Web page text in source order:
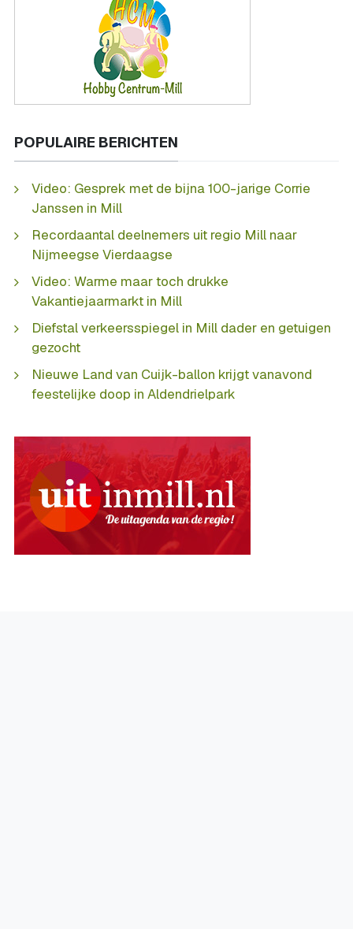
POPULAIRE BERICHTEN
Video: Gesprek met de bijna 100-jarige Corrie
Janssen in Mill
Recordaantal deelnemers uit regio Mill naar
Nijmeegse Vierdaagse
Video: Warme maar toch drukke
Vakantiejaarmarkt in Mill
Diefstal verkeersspiegel in Mill dader en getuigen
gezocht
Nieuwe Land van Cuijk-ballon krijgt vanavond
feestelijke doop in Aldendrielpark